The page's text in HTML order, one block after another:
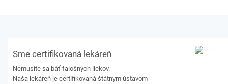
Sme certifikovaná lekáreň
Nemusíte sa báť falošných liekov.
Naša lekáreň je certifikovaná štátnym ústavom